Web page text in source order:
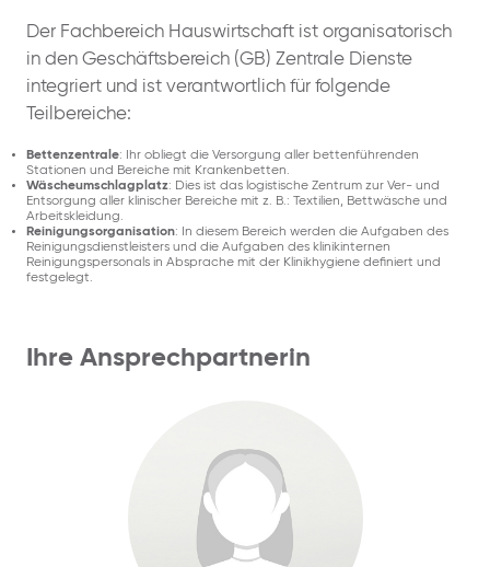
Der Fachbereich Hauswirtschaft ist organisatorisch
in den Geschäftsbereich (GB) Zentrale Dienste
integriert und ist verantwortlich für folgende
Teilbereiche:
Bettenzentrale: Ihr obliegt die Versorgung aller bettenführenden
Stationen und Bereiche mit Krankenbetten.
Wäscheumschlagplatz: Dies ist das logistische Zentrum zur Ver- und
Entsorgung aller klinischer Bereiche mit z. B.: Textilien, Bettwäsche und
Arbeitskleidung.
Reinigungsorganisation: In diesem Bereich werden die Aufgaben des
Reinigungsdienstleisters und die Aufgaben des klinikinternen
Reinigungspersonals in Absprache mit der Klinikhygiene definiert und
festgelegt.
Ihre Ansprechpartnerin